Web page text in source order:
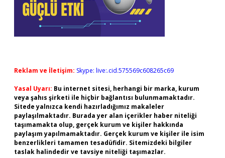
Reklam ve İletişim: Skype: live:.cid.575569c608265c69
Yasal Uyarı: Bu internet sitesi, herhangi bir marka, kurum
veya şahıs şirketi ile hiçbir bağlantısı bulunmamaktadır.
Sitede yalnızca kendi hazırladığımız makaleler
paylaşılmaktadır. Burada yer alan içerikler haber niteliği
taşımamakta olup, gerçek kurum ve kişiler hakkında
paylaşım yapılmamaktadır. Gerçek kurum ve kişiler ile isim
benzerlikleri tamamen tesadüfidir. Sitemizdeki bilgiler
taslak halindedir ve tavsiye niteliği taşımazlar.